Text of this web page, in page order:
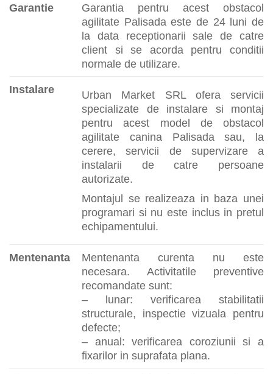
Garantie
Garantia pentru acest obstacol
agilitate Palisada este de 24 luni de
la data receptionarii sale de catre
client si se acorda pentru conditii
normale de utilizare.
Instalare
Urban Market SRL ofera servicii
specializate de instalare si montaj
pentru acest model de obstacol
agilitate canina Palisada sau, la
cerere, servicii de supervizare a
instalarii de catre persoane
autorizate.
Montajul se realizeaza in baza unei
programari si nu este inclus in pretul
echipamentului.
Mentenanta
Mentenanta curenta nu este
necesara. Activitatile preventive
recomandate sunt:
– lunar: verificarea stabilitatii
structurale, inspectie vizuala pentru
defecte;
– anual: verificarea coroziunii si a
fixarilor in suprafata plana.